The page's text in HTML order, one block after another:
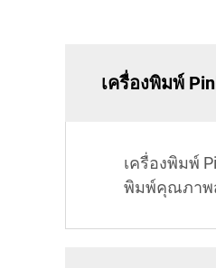
เครื่องพิมพ์
เครื่องพิมพ์
พิมพ์คุณภาพ